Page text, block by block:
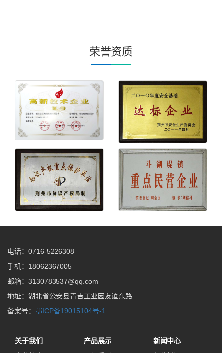
荣誉资质
电话：0716-5226308
手机：18062367005
邮箱：3130783537@qq.com
地址：湖北省公安县青吉工业园友谊东路
备案号： 鄂ICP备19015104号-1
关于我们
产品展示
新闻中心